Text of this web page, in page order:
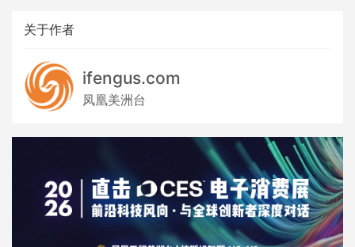
关于作者
ifengus.com
凤凰美洲台